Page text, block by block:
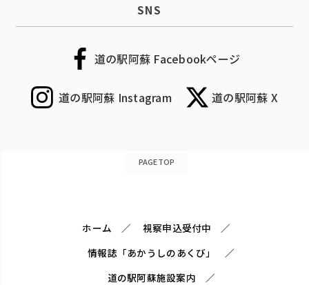
SNS
道の駅阿蘇 Facebookページ
道の駅阿蘇 Instagram 道の駅阿蘇 X
PAGETOP
ホーム
視察申込受付中
情報誌「あかうしのあくび」
道の駅阿蘇施設案内